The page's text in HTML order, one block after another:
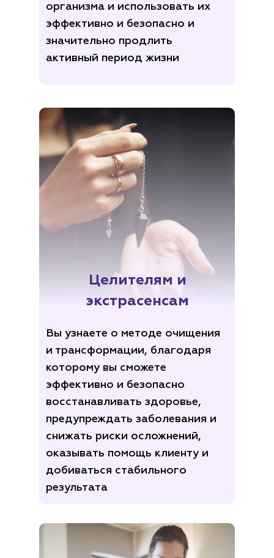
организма и использовать их
эффективно и безопасно и
значительно продлить
активный период жизни
Целителям и
экстрасенсам
Вы узнаете о методе очищения
и трансформации, благодаря
которому вы сможете
эффективно и безопасно
восстанавливать здоровье,
предупреждать заболевания и
снижать риски осложнений,
оказывать помощь клиенту и
добиваться стабильного
результата